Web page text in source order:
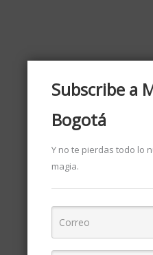
Subscribe a
Bogotá
Y no te pierdas todo lo
magia.